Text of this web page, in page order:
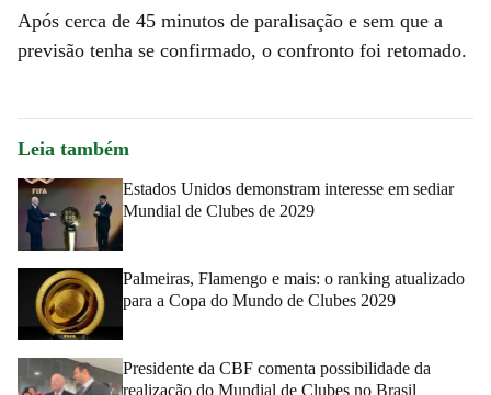
Após cerca de 45 minutos de paralisação e sem que a
previsão tenha se confirmado, o confronto foi retomado.
Leia também
Estados Unidos demonstram interesse em sediar
Mundial de Clubes de 2029
Palmeiras, Flamengo e mais: o ranking atualizado
para a Copa do Mundo de Clubes 2029
Presidente da CBF comenta possibilidade da
realização do Mundial de Clubes no Brasil